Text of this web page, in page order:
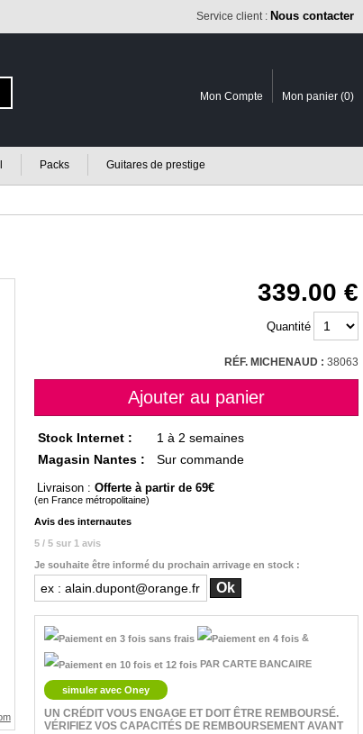
Service client : Nous contacter
Mon Compte Mon panier (0)
Packs Guitares de prestige
339.00
Quantité
RÉF. MICHENAUD : 38063
Stock Internet :
1 à 2 semaines
Magasin Nantes :
Sur commande
Livraison : Offerte à partir de 69
(en France métropolitaine)
Avis des internautes
5 / 5 sur 1 avis
Je souhaite être informé du prochain arrivage en stock :
&
PAR CARTE BANCAIRE
simuler avec Oney
UN CRÉDIT VOUS ENGAGE ET DOIT ÊTRE REMBOURSÉ.
VÉRIFIEZ VOS CAPACITÉS DE REMBOURSEMENT AVANT